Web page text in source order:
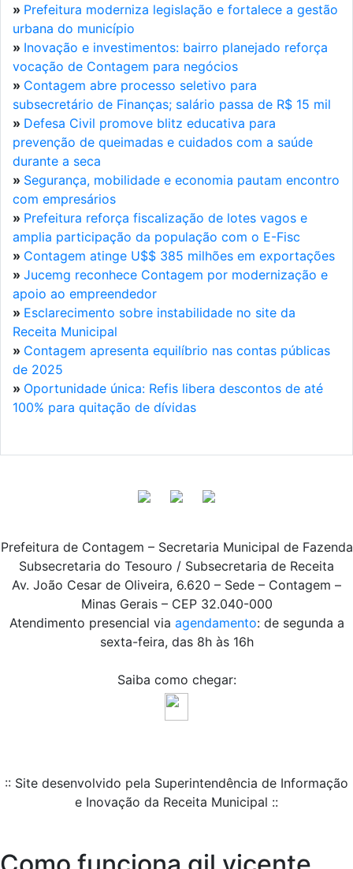
» Prefeitura moderniza legislação e fortalece a gestão
urbana do município
» Inovação e investimentos: bairro planejado reforça
vocação de Contagem para negócios
» Contagem abre processo seletivo para
subsecretário de Finanças; salário passa de R$ 15 mil
» Defesa Civil promove blitz educativa para
prevenção de queimadas e cuidados com a saúde
durante a seca
» Segurança, mobilidade e economia pautam encontro
com empresários
» Prefeitura reforça fiscalização de lotes vagos e
amplia participação da população com o E-Fisc
» Contagem atinge U$$ 385 milhões em exportações
» Jucemg reconhece Contagem por modernização e
apoio ao empreendedor
» Esclarecimento sobre instabilidade no site da
Receita Municipal
» Contagem apresenta equilíbrio nas contas públicas
de 2025
» Oportunidade única: Refis libera descontos de até
100% para quitação de dívidas
Prefeitura de Contagem – Secretaria Municipal de Fazenda
Subsecretaria do Tesouro / Subsecretaria de Receita
Av. João Cesar de Oliveira, 6.620 – Sede – Contagem –
Minas Gerais – CEP 32.040-000
Atendimento presencial via agendamento: de segunda a
sexta-feira, das 8h às 16h
Saiba como chegar:
:: Site desenvolvido pela Superintendência de Informação
e Inovação da Receita Municipal ::